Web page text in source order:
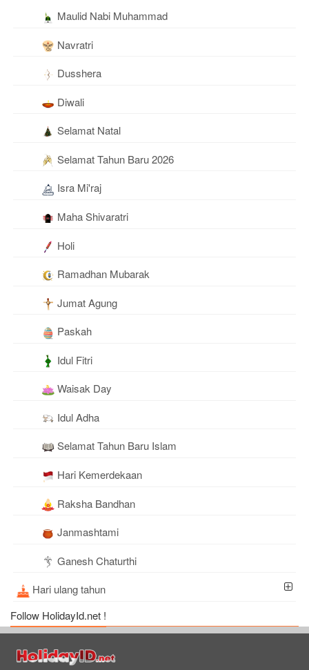
Maulid Nabi Muhammad
Navratri
Dusshera
Diwali
Selamat Natal
Selamat Tahun Baru 2026
Isra Mi'raj
Maha Shivaratri
Holi
Ramadhan Mubarak
Jumat Agung
Paskah
Idul Fitri
Waisak Day
Idul Adha
Selamat Tahun Baru Islam
Hari Kemerdekaan
Raksha Bandhan
Janmashtami
Ganesh Chaturthi
Hari ulang tahun
Follow HolidayId.net !